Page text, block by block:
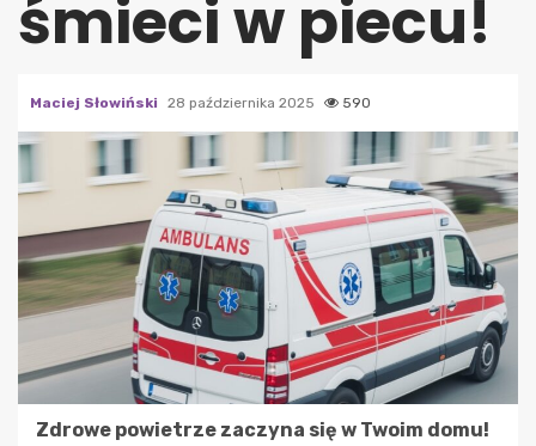
śmieci w piecu!
Maciej Słowiński 28 października 2025 590
Zdrowe powietrze zaczyna się w Twoim domu!